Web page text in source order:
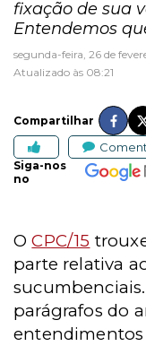
fixação de sua
Entendemos
segunda-feira, 26 de
Atualizado às 08:21
Compartilhar
Siga-nos
no
OCPC/15
parte relativa
parágrafos do